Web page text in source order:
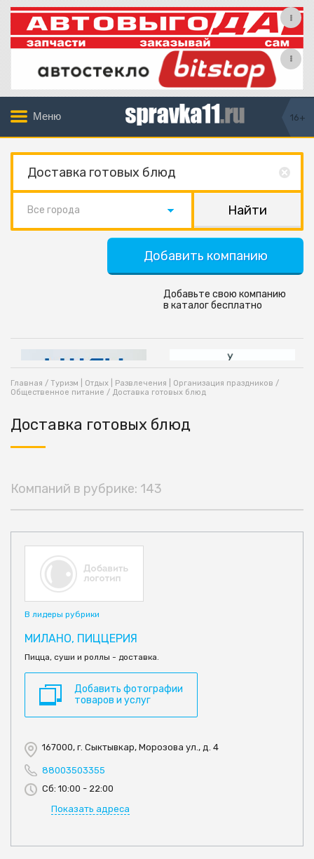
Меню 16+
Все города
Добавить компанию
Добавьте свою компанию
в каталог бесплатно
Главная / Туризм | Отдых | Развлечения | Организация праздников /
Общественное питание / Доставка готовых блюд
Доставка готовых блюд
Компаний в рубрике: 143
В лидеры рубрики
МИЛАНО, ПИЦЦЕРИЯ
Пицца, суши и роллы - доставка.
Добавить фотографии
товаров и услуг
167000, г. Сыктывкар, Морозова ул., д. 4
88003503355
Сб: 10:00 - 22:00
Показать адреса